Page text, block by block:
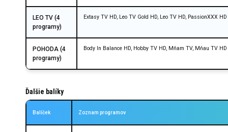
LEO TV (4
programy)
Extasy TV HD, Leo TV Gold HD, Leo TV HD, PassionXXX HD
POHODA (4
programy)
Body In Balance HD, Hobby TV HD, Mňam TV, Mňau TV HD
Ďalšie balíky
Balíček Zoznam programov